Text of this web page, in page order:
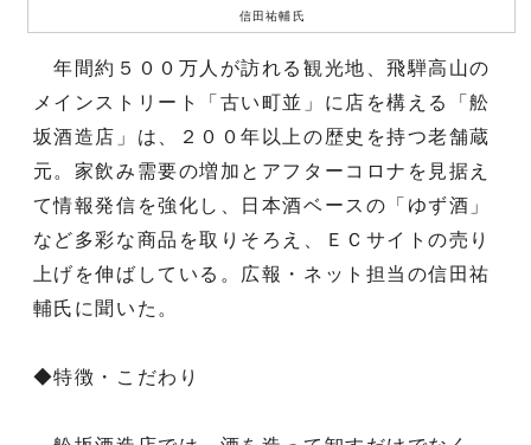
信田祐輔氏
年間約５００万人が訪れる観光地、飛騨高山の
メインストリート「古い町並」に店を構える「舩
坂酒造店」は、２００年以上の歴史を持つ老舗蔵
元。家飲み需要の増加とアフターコロナを見据え
て情報発信を強化し、日本酒ベースの「ゆず酒」
など多彩な商品を取りそろえ、ＥＣサイトの売り
上げを伸ばしている。広報・ネット担当の信田祐
輔氏に聞いた。
◆特徴・こだわり